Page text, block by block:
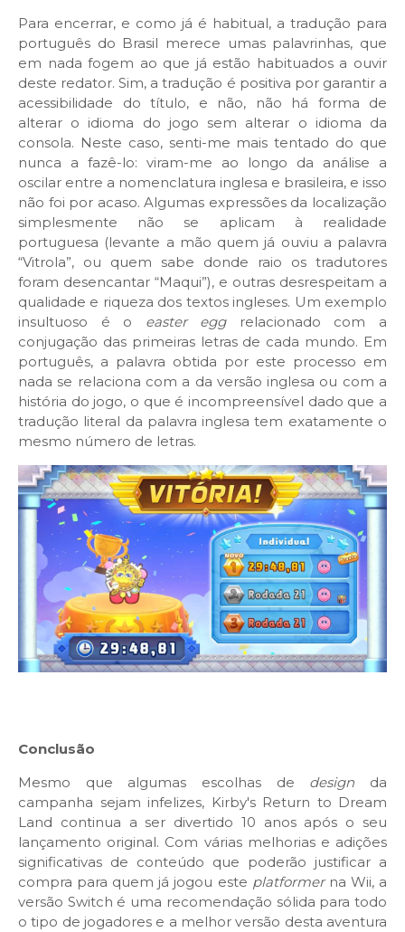
Para encerrar, e como já é habitual, a tradução para
português do Brasil merece umas palavrinhas, que
em nada fogem ao que já estão habituados a ouvir
deste redator. Sim, a tradução é positiva por garantir a
acessibilidade do título, e não, não há forma de
alterar o idioma do jogo sem alterar o idioma da
consola. Neste caso, senti-me mais tentado do que
nunca a fazê-lo: viram-me ao longo da análise a
oscilar entre a nomenclatura inglesa e brasileira, e isso
não foi por acaso. Algumas expressões da localização
simplesmente não se aplicam à realidade
portuguesa (levante a mão quem já ouviu a palavra
“Vitrola”, ou quem sabe donde raio os tradutores
foram desencantar “Maqui”), e outras desrespeitam a
qualidade e riqueza dos textos ingleses. Um exemplo
insultuoso é o easter eggrelacionado com a
conjugação das primeiras letras de cada mundo. Em
português, a palavra obtida por este processo em
nada se relaciona com a da versão inglesa ou com a
história do jogo, o que é incompreensível dado que a
tradução literal da palavra inglesa tem exatamente o
mesmo número de letras.
Conclusão
Mesmo que algumas escolhas de design da
campanha sejam infelizes, Kirby's Return to Dream
Land continua a ser divertido 10 anos após o seu
lançamento original. Com várias melhorias e adições
significativas de conteúdo que poderão justificar a
compra para quem já jogou este platformer na Wii, a
versão Switch é uma recomendação sólida para todo
o tipo de jogadores e a melhor versão desta aventura